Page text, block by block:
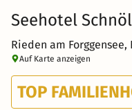
Seehotel
Rieden am Forggensee,
Auf Karte anzeigen
TOP